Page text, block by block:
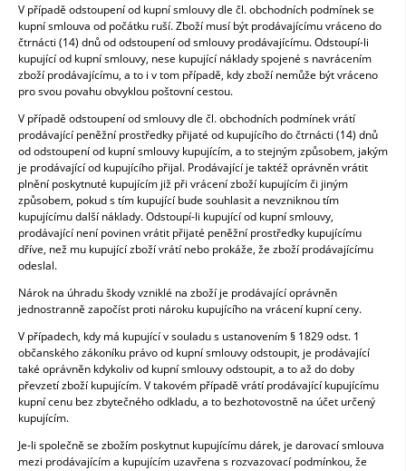
V případě odstoupení od kupní smlouvy dle čl. obchodních podmínek se
kupní smlouva od počátku ruší. Zboží musí být prodávajícímu vráceno do
čtrnácti (14) dnů od odstoupení od smlouvy prodávajícímu. Odstoupí-li
kupující od kupní smlouvy, nese kupující náklady spojené s navrácením
zboží prodávajícímu, a to i v tom případě, kdy zboží nemůže být vráceno
pro svou povahu obvyklou poštovní cestou.
V případě odstoupení od smlouvy dle čl. obchodních podmínek vrátí
prodávající peněžní prostředky přijaté od kupujícího do čtrnácti (14) dnů
od odstoupení od kupní smlouvy kupujícím, a to stejným způsobem, jakým
je prodávající od kupujícího přijal. Prodávající je taktéž oprávněn vrátit
plnění poskytnuté kupujícím již při vrácení zboží kupujícím či jiným
způsobem, pokud s tím kupující bude souhlasit a nevzniknou tím
kupujícímu další náklady. Odstoupí-li kupující od kupní smlouvy,
prodávající není povinen vrátit přijaté peněžní prostředky kupujícímu
dříve, než mu kupující zboží vrátí nebo prokáže, že zboží prodávajícímu
odeslal.
Nárok na úhradu škody vzniklé na zboží je prodávající oprávněn
jednostranně započíst proti nároku kupujícího na vrácení kupní ceny.
V případech, kdy má kupující v souladu s ustanovením § 1829 odst. 1
občanského zákoníku právo od kupní smlouvy odstoupit, je prodávající
také oprávněn kdykoliv od kupní smlouvy odstoupit, a to až do doby
převzetí zboží kupujícím. V takovém případě vrátí prodávající kupujícímu
kupní cenu bez zbytečného odkladu, a to bezhotovostně na účet určený
kupujícím.
Je-li společně se zbožím poskytnut kupujícímu dárek, je darovací smlouva
mezi prodávajícím a kupujícím uzavřena s rozvazovací podmínkou, že